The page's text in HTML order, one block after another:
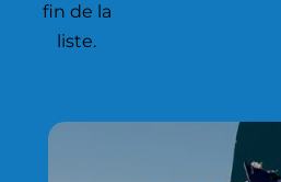
fin de la
liste.